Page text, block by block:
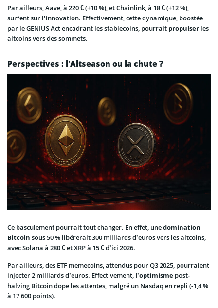
Par ailleurs, Aave, à 220 € (+10 %), et Chainlink, à 18 € (+12 %),
surfent sur l’innovation. Effectivement, cette dynamique, boostée
par le GENIUS Act encadrant les stablecoins, pourrait propulser les
altcoins vers des sommets.
Perspectives : l’Altseason ou la chute ?
Ce basculement pourrait tout changer. En effet, unedomination
Bitcoin sous 50 % libérerait 300 milliards d’euros vers les altcoins,
avec Solana à 280 € et XRP à 15 € d’ici 2026.
Par ailleurs, des ETF memecoins, attendus pour Q3 2025, pourraient
injecter 2 milliards d’euros. Effectivement, l’optimisme post-
halving Bitcoin dope les attentes, malgré un Nasdaq en repli (-1,4 %
à 17 600 points).